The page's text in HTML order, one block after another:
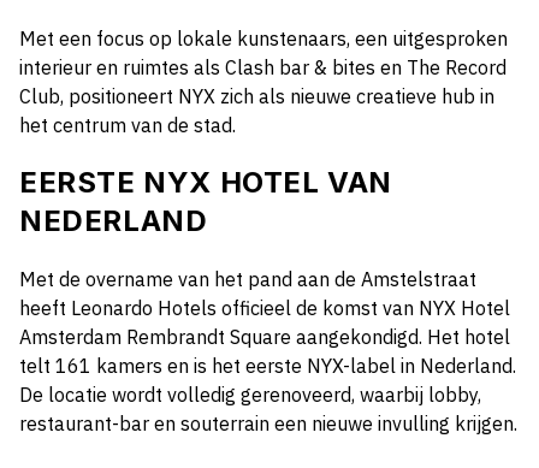
Met een focus op lokale kunstenaars, een uitgesproken
interieur en ruimtes als Clash bar & bites en The Record
Club, positioneert NYX zich als nieuwe creatieve hub in
het centrum van de stad.
EERSTE NYX HOTEL VAN
NEDERLAND
Met de overname van het pand aan de Amstelstraat
heeft Leonardo Hotels officieel de komst van NYX Hotel
Amsterdam Rembrandt Square aangekondigd. Het hotel
telt 161 kamers en is het eerste NYX-label in Nederland.
De locatie wordt volledig gerenoveerd, waarbij lobby,
restaurant-bar en souterrain een nieuwe invulling krijgen.